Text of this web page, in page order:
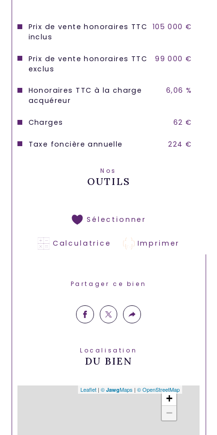
Prix de vente honoraires TTC
inclus
105 000 €
Prix de vente honoraires TTC
exclus
99 000 €
Honoraires TTC à la charge
acquéreur
6,06 %
Charges 62 €
Taxe foncière annuelle 224 €
Nos
OUTILS
Sélectionner
Calculatrice Imprimer
Partager ce bien
Localisation
DU BIEN
+
−
Leaflet | © JawgMaps | © OpenStreetMap